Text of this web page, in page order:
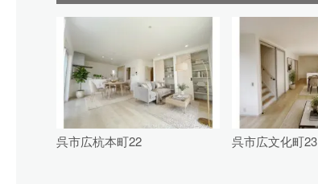
呉市広杭本町22 呉市広文化町23